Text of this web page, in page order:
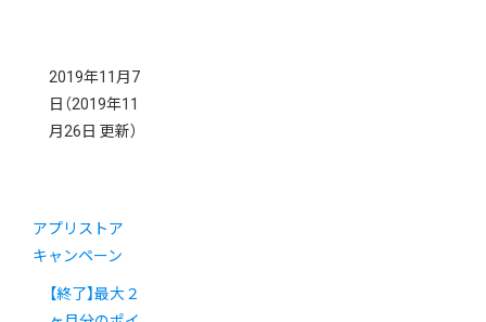
2019年11月7
日 （2019年11
月26日 更新）
アプリストア
キャンペーン
【終了】最大２